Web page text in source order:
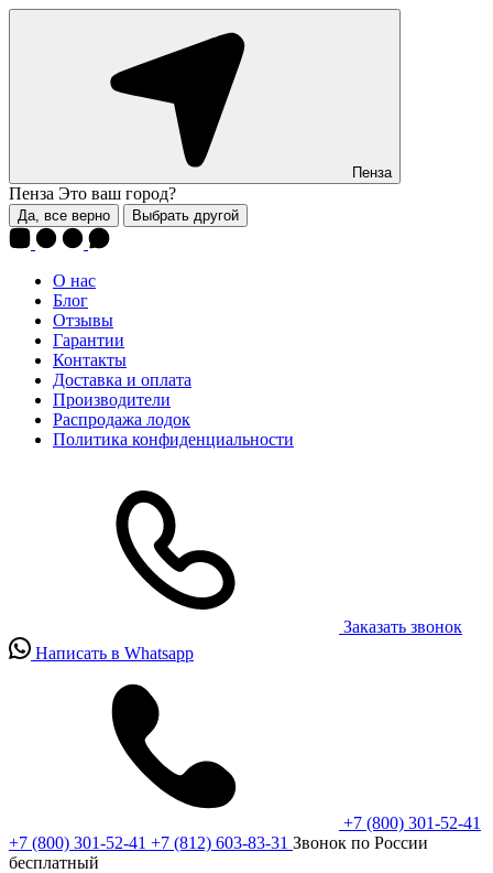
Пенза
Пенза Это ваш город?
Да, все верно Выбрать другой
О нас
Блог
Отзывы
Гарантии
Контакты
Доставка и оплата
Производители
Распродажа лодок
Политика конфиденциальности
Заказать звонок
Написать в Whatsapp
+7 (800) 301-52-41
+7 (800) 301-52-41 +7 (812) 603-83-31 Звонок по России
бесплатный